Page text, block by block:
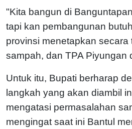
"Kita bangun di
tapi kan pembangunan
provinsi menetapkan secara
sampah, dan TPA Piyungan
Untuk itu, Bupati berharap
langkah yang akan diambil
mengatasi permasalahan
mengingat saat ini Bantul